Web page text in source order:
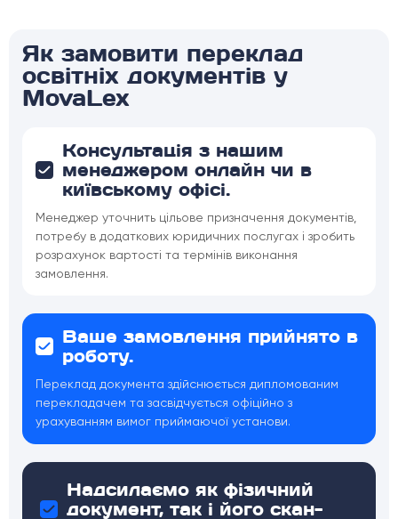
Як замовити переклад
освітніх документів у
MovaLex
Консультація з нашим
менеджером онлайн чи в
київському офісі.
Менеджер уточнить цільове призначення документів,
потребу в додаткових юридичних послугах і зробить
розрахунок вартості та термінів виконання
замовлення.
Ваше замовлення прийнято в
роботу.
Переклад документа здійснюється дипломованим
перекладачем та засвідчується офіційно з
урахуванням вимог приймаючої установи.
Надсилаємо як фізичний
документ, так і його скан-